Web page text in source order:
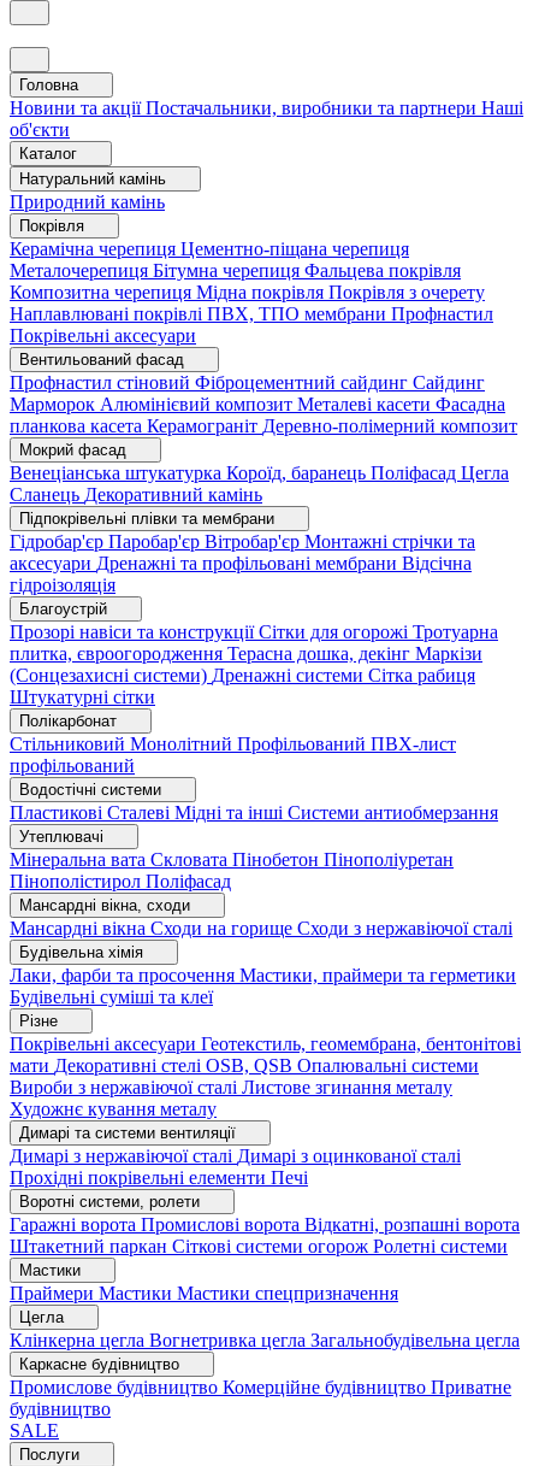
Головна
Новини та акціїПостачальники, виробники та партнери Наші
об'єкти
Каталог
Натуральний камінь
Природний камінь
Покрівля
Керамічна черепиця Цементно-піщана черепиця
Металочерепиця Бітумна черепиця Фальцева покрівля
Композитна черепиця Мідна покрівля Покрівля з очерету
Наплавлювані покрівлі ПВХ, ТПО мембрани Профнастил
Покрівельні аксесуари
Вентильований фасад
Профнастил стіновий Фіброцементний сайдинг Сайдинг
Марморок Алюмінієвий композит Металеві касети Фасадна
планкова касета Керамограніт Деревно-полімерний композит
Мокрий фасад
Венеціанська штукатурка Короїд, баранець Поліфасад Цегла
Сланець Декоративний камінь
Підпокрівельні плівки та мембрани
Гідробар'єр Паробар'єр Вітробар'єр Монтажні стрічки та
аксесуари Дренажні та профільовані мембрани Відсічна
гідроізоляція
Благоустрій
Прозорі навіси та конструкціїСітки для огорожі Тротуарна
плитка, євроогородження Терасна дошка, декінг Маркізи
(Сонцезахисні системи) Дренажні системи Сітка рабиця
Штукатурні сітки
Полікарбонат
Стільниковий Монолітний Профільований ПВХ-лист
профільований
Водостічні системи
Пластикові Сталеві Мідні та інші Системи антиобмерзання
Утеплювачі
Мінеральна вата Скловата Пінобетон Пінополіуретан
Пінополістирол Поліфасад
Мансардні вікна, сходи
Мансардні вікна Сходи на горище Сходи з нержавіючої сталі
Будівельна хімія
Лаки, фарби та просочення Мастики, праймери та герметики
Будівельні суміші та клеї
Різне
Покрівельні аксесуари Геотекстиль, геомембрана, бентонітові
мати Декоративні стелі OSB, QSB Опалювальні системи
Вироби з нержавіючої сталі Листове згинання металу
Художнє кування металу
Димарі та системи вентиляції
Димарі з нержавіючої сталі Димарі з оцинкованої сталі
Прохідні покрівельні елементи Печі
Воротні системи, ролети
Гаражні ворота Промислові ворота Відкатні, розпашні ворота
Штакетний паркан Сіткові системи огорож Ролетні системи
Мастики
Праймери Мастики Мастики спецпризначення
Цегла
Клінкерна цегла Вогнетривка цегла Загальнобудівельна цегла
Каркасне будівництво
Промислове будівництво Комерційне будівництво Приватне
будівництво
SALE
Послуги